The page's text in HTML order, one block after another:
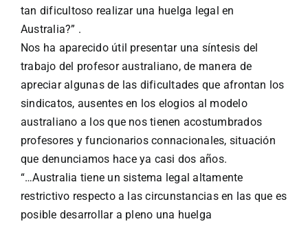
tan dificultoso realizar una huelga legal en
Australia?” .
Nos ha aparecido útil presentar una síntesis del
trabajo del profesor australiano, de manera de
apreciar algunas de las dificultades que afrontan los
sindicatos, ausentes en los elogios al modelo
australiano a los que nos tienen acostumbrados
profesores y funcionarios connacionales, situación
que denunciamos hace ya casi dos años.
“…Australia tiene un sistema legal altamente
restrictivo respecto a las circunstancias en las que es
posible desarrollar a pleno una huelga